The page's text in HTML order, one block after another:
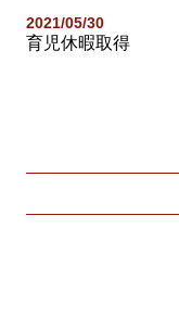
2021/05/30
育児休暇取得